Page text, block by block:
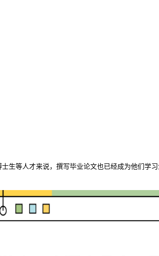
生等人才来说，撰写毕业论文也已经成为他们学